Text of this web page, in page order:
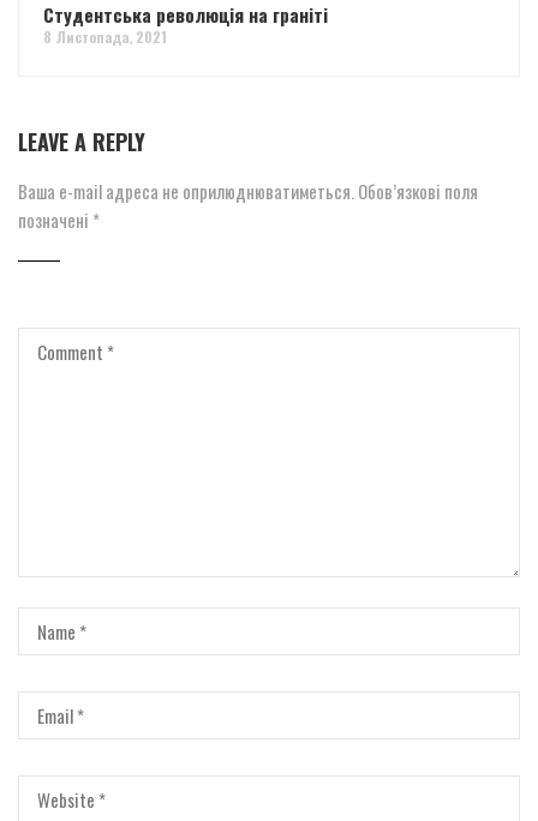
Студентська революція на граніті
8 Листопада, 2021
LEAVE A REPLY
Ваша e-mail адреса не оприлюднюватиметься. Обов’язкові поля
позначені *